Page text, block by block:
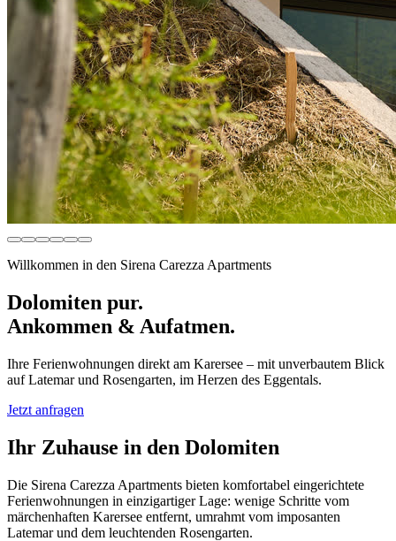
Willkommen in den Sirena Carezza Apartments
Dolomiten pur.
Ankommen & Aufatmen.
Ihre Ferienwohnungen direkt am Karersee – mit unverbautem Blick
auf Latemar und Rosengarten, im Herzen des Eggentals.
Jetzt anfragen
Ihr Zuhause in den Dolomiten
Die Sirena Carezza Apartments bieten komfortabel eingerichtete
Ferienwohnungen in einzigartiger Lage: wenige Schritte vom
märchenhaften Karersee entfernt, umrahmt vom imposanten
Latemar und dem leuchtenden Rosengarten.